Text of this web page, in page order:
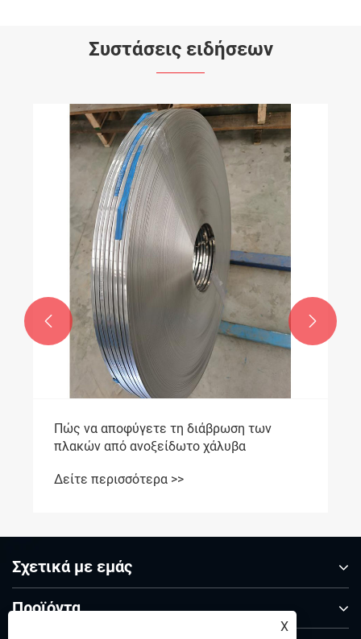
Συστάσεις ειδήσεων
Πώς να αποφύγετε τη διάβρωση των
πλακών από ανοξείδωτο χάλυβα
Δείτε περισσότερα >>
 
Σχετικά με εμάς
Προϊόντα
X